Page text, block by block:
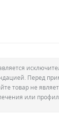
Перед
товар не
или